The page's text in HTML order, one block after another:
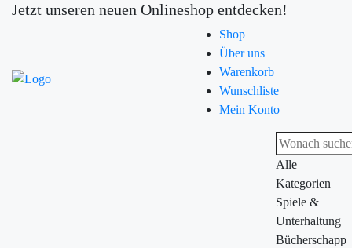
Jetzt unseren neuen Onlineshop entdecken!
Shop
Über uns
Warenkorb
Wunschliste
Mein Konto
Alle
Kategorien
Spiele &
Unterhaltung
Bücherschapp